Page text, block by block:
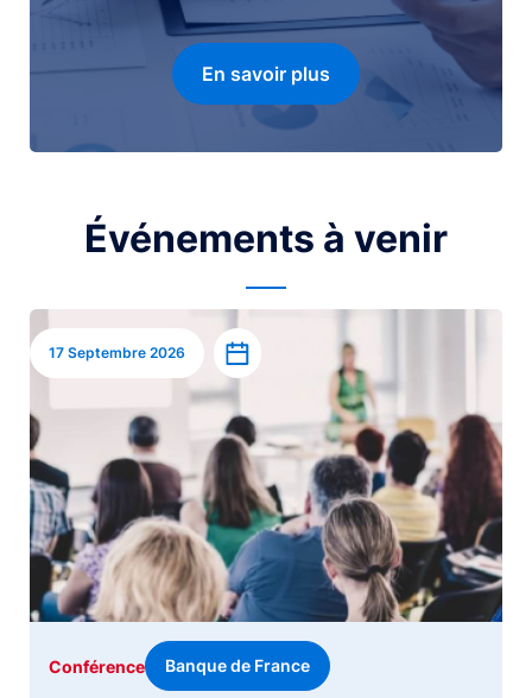
En savoir plus
Événements à venir
Image
17 Septembre 2026 Ajouter à l’agenda
Conférence Banque de France